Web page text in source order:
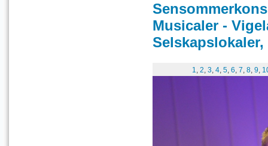
Musicaler -
Selskapslokaler,
1, 2, 3, 4, 5, 6, 7, 8, 9,